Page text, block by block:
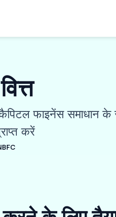
कैपिटल फाइनेंस समाधान
करें